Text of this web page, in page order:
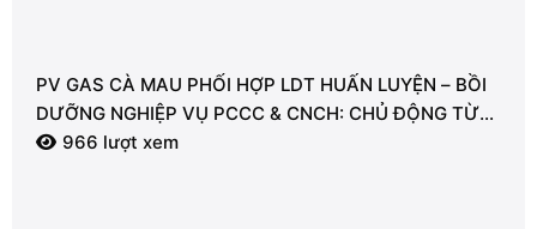
PV GAS CÀ MAU PHỐI HỢP LDT HUẤN LUYỆN – BỒI
DƯỠNG NGHIỆP VỤ PCCC & CNCH: CHỦ ĐỘNG TỪ
TỪNG GIÂY VÌ AN TOÀN
966 lượt xem